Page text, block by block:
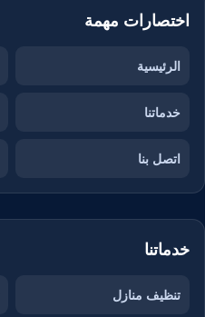
اختصارات مهمة
الرئيسية
خدماتنا
اتصل بنا
خدماتنا
تنظيف منازل